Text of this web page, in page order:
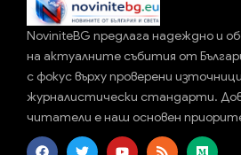
NoviniteBG предлага надеждно и
на актуалните събития от
с фокус върху проверени
журналистически стандарти.
читатели е наш основен